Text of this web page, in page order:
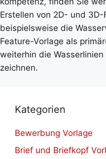
Erstellen von 2D- und 3D-
beispielsweise die
Feature-Vorlage als
weiterhin die
zeichnen.
Kategorien
Bewerbung Vorlage
Brief und Briefkopf